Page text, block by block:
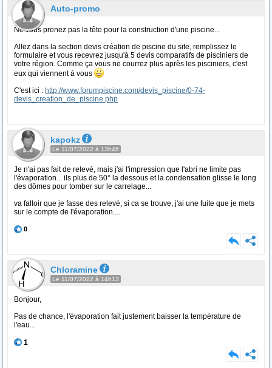
Auto-promo
Ne vous prenez pas la tête pour la construction d'une piscine...
Allez dans la section devis création de piscine du site, remplissez le
formulaire et vous recevrez jusqu'à 5 devis comparatifs de pisciniers de
votre région. Comme ça vous ne courrez plus après les pisciniers, c'est
eux qui viennent à vous
C'est ici : http://www.forumpiscine.com/devis_piscine/0-74-
devis_creation_de_piscine.php
kapokz
Le 11/07/2022 à 13h46
Je n'ai pas fait de relevé, mais j'ai l'impression que l'abri ne limite pas
l'évaporation... ils plus de 50° la dessous et la condensation glisse le long
des dômes pour tomber sur le carrelage...
va falloir que je fasse des relevé, si ca se trouve, j'ai une fuite que je mets
sur le compte de l'évaporation....
0
Chloramine
Le 11/07/2022 à 14h13
Bonjour,
Pas de chance, l'évaporation fait justement baisser la température de
l'eau...
1